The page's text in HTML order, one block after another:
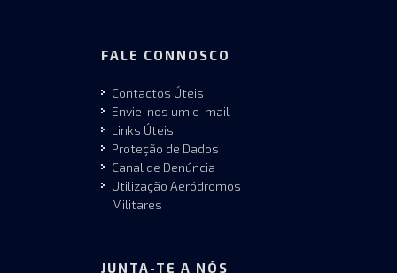
FALE CONNOSCO
Contactos Úteis
Envie-nos um e-mail
Links Úteis
Proteção de Dados
Canal de Denúncia
Utilização Aeródromos
Militares
JUNTA-TE A NÓS